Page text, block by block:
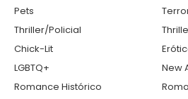
Pets
Thriller/Policial
Chick-Lit
LGBTQ+
New
Romance Histórico